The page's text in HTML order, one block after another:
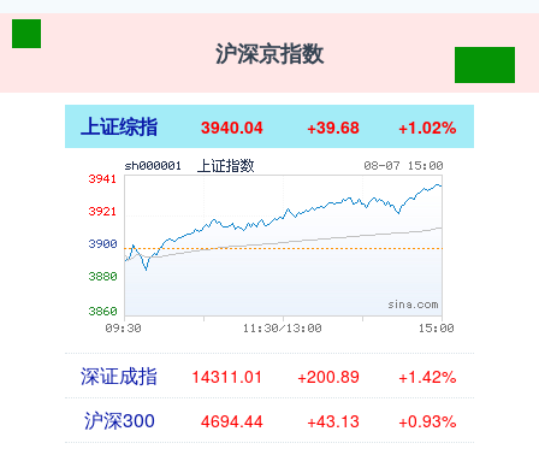
沪深京指数
上证综指 3940.04 +39.68 +1.02%
深证成指 14311.01 +200.89 +1.42%
沪深300 4694.44 +43.13 +0.93%